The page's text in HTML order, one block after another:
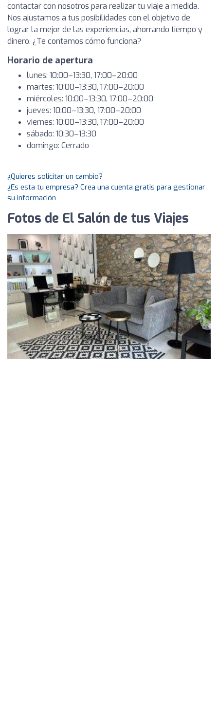
contactar con nosotros para realizar tu viaje a medida.
Nos ajustamos a tus posibilidades con el objetivo de
lograr la mejor de las experiencias, ahorrando tiempo y
dinero. ¿Te contamos cómo funciona?
Horario de apertura
lunes: 10:00–13:30, 17:00–20:00
martes: 10:00–13:30, 17:00–20:00
miércoles: 10:00–13:30, 17:00–20:00
jueves: 10:00–13:30, 17:00–20:00
viernes: 10:00–13:30, 17:00–20:00
sábado: 10:30–13:30
domingo: Cerrado
¿Quieres solicitar un cambio?
¿Es esta tu empresa? Crea una cuenta gratis para gestionar
su información
Fotos de El Salón de tus Viajes